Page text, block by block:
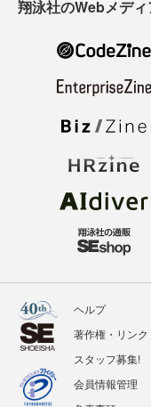
翔泳社のWebメディ
ヘルプ
著作権・リンク
スタッフ募集!
会員情報管理